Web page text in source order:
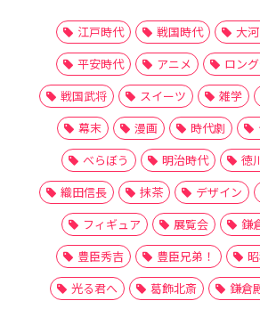
江戸時代 戦国時代
大
平安時代
アニメ
ロン
戦国武将
スイーツ 雑学
幕末
漫画 時代劇
べらぼう
明治時代
徳
織田信長
抹茶 デザイン
フィギュア
展覧会
鎌
豊臣秀吉
豊臣兄弟！
光る君へ
葛飾北斎 鎌倉